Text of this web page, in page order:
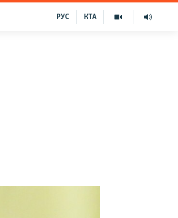
КТА
РУС